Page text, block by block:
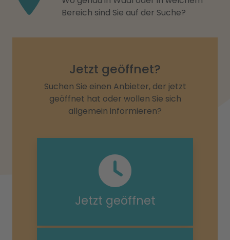
Bereich sind Sie auf der Suche?
Jetzt geöffnet?
Suchen Sie einen Anbieter, der jetzt
geöffnet hat oder wollen Sie sich
allgemein informieren?
Jetzt geöffnet